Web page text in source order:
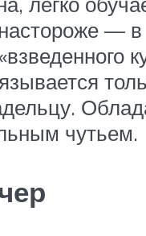
— в
чутьем.